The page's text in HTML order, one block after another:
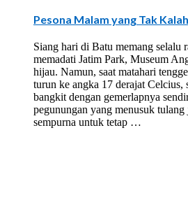
Pesona Malam yang Tak
Siang hari di Batu memang selalu
memadati Jatim Park, Museum
hijau. Namun, saat matahari
turun ke angka 17 derajat
bangkit dengan gemerlapnya
pegunungan yang menusuk tulang
sempurna untuk tetap …